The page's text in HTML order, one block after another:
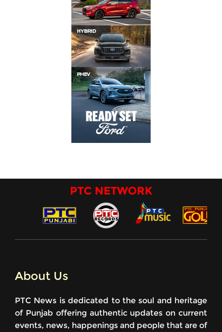
PTC NETWORK
About Us
PTC News is dedicated to the soul and heritage
of Punjab offering authentic updates on current
events, news, happenings and people that are of